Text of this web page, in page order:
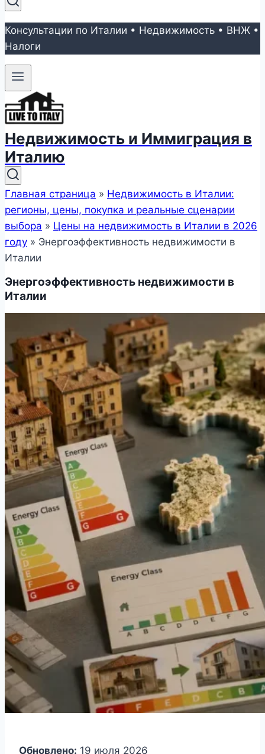
Консультации по Италии • Недвижимость • ВНЖ •
Налоги
Недвижимость и Иммиграция в
Италию
Главная страница » Недвижимость в Италии:
регионы, цены, покупка и реальные сценарии
выбора » Цены на недвижимость в Италии в 2026
году » Энергоэффективность недвижимости в
Италии
Энергоэффективность недвижимости в
Италии
Обновлено: 19 июля 2026